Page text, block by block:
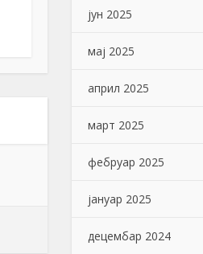
јун 2025
мај 2025
април 2025
март 2025
фебруар 2025
јануар 2025
децембар 2024